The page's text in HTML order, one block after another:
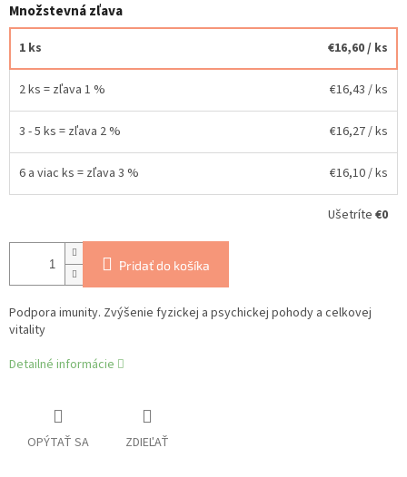
Množstevná zľava
1 ks €16,60/ ks
2 ks = zľava 1 % €16,43 / ks
3 - 5 ks = zľava 2 % €16,27/ ks
6 a viac ks = zľava 3 % €16,10/ ks
Ušetríte €0
Pridať do košíka
Podpora imunity. Zvýšenie fyzickej a psychickej pohody a celkovej
vitality
Detailné informácie
OPÝTAŤ SA ZDIEĽAŤ